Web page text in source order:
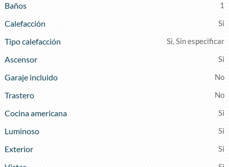
Baños 1
Calefacción
Tipo calefacción
Si, Sin especificar
Ascensor
Garaje incluido
Trastero
Cocina americana
Luminoso
Exterior